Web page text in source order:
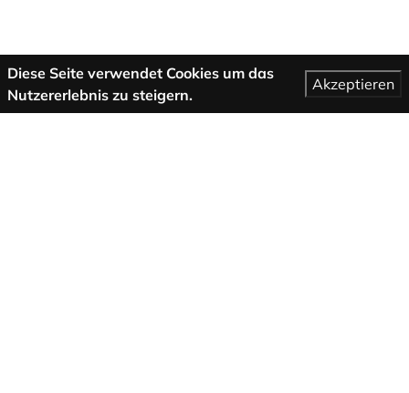
Diese Seite verwendet Cookies um das
Nutzererlebnis zu steigern.
Akzeptieren